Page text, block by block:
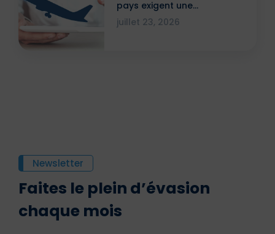
pays exigent une
attestation ?
juillet 23, 2026
Newsletter
Faites le plein d’évasion
chaque mois